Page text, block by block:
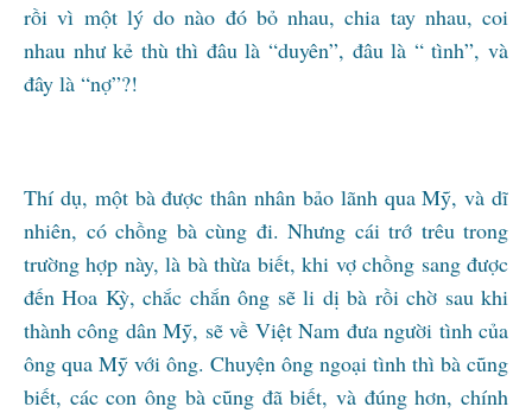
rồi vì một lý do nào đó bỏ nhau, chia tay nhau, coi
nhau như kẻ thù thì đâu là “duyên”, đâu là “ tình”, và
đây là “nợ”?!
Thí dụ, một bà được thân nhân bảo lãnh qua Mỹ, và dĩ
nhiên, có chồng bà cùng đi. Nhưng cái trớ trêu trong
trường hợp này, là bà thừa biết, khi vợ chồng sang được
đến Hoa Kỳ, chắc chắn ông sẽ li dị bà rồi chờ sau khi
thành công dân Mỹ, sẽ về Việt Nam đưa người tình của
ông qua Mỹ với ông. Chuyện ông ngoại tình thì bà cũng
biết, các con ông bà cũng đã biết, và đúng hơn, chính